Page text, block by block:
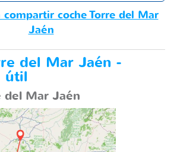
coche Torre del Mar
Jaén
del Mar Jaén -
útil
del Mar Jaén